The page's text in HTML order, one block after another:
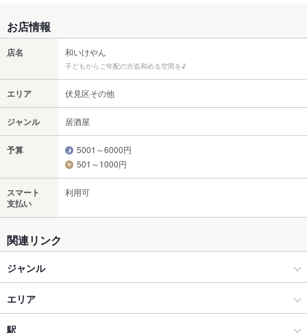
お店情報
店名 和いけやん
子どもからご年配の方迄和める空間を♪
エリア 伏見区その他
ジャンル 居酒屋
予算
5001～6000円
501～1000円
スマート
支払い
利用可
関連リンク
ジャンル
居酒屋
和風
エリア
伏見区その他
駅